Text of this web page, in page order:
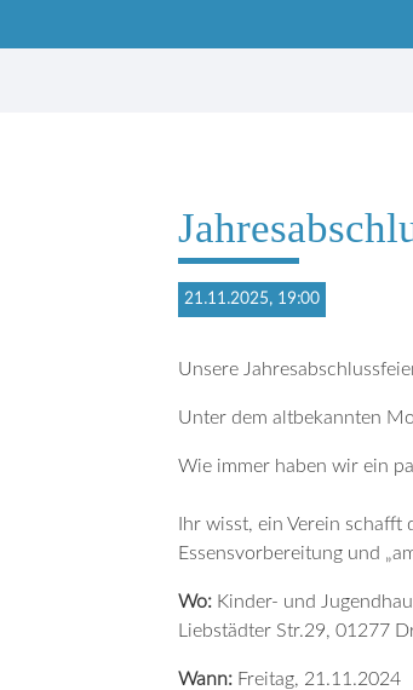
21.11.2025, 19:00
Unsere
Unter dem altbekannten
Wie immer haben wir ein
Ihr wisst, ein Verein
Essensvorbereitung und
Wo: Kinder- und
Liebstädter Str.29, 01277
Wann: Freitag, 21.11.2024